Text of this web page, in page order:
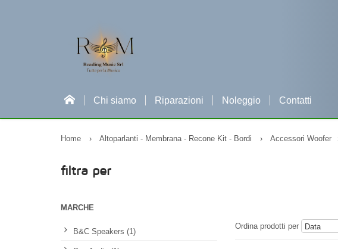
Chi siamo Riparazioni Noleggio Contatti
Per qualsiasi
Home › Altoparlanti - Membrana - Recone Kit - Bordi › Accessori Woofer
filtra per
MARCHE
B&C Speakers (1)
Ordina prodotti per Data